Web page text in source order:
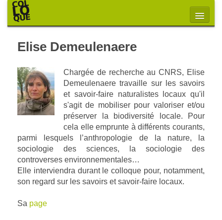
Elise Demeulenaere
Chargée de recherche au CNRS, Elise
Demeulenaere travaille sur les savoirs
et savoir-faire naturalistes locaux qu'il
s'agit de mobiliser pour valoriser et/ou
préserver la biodiversité locale. Pour
cela elle emprunte à différents courants,
parmi lesquels l’anthropologie de la nature, la
sociologie des sciences, la sociologie des
controverses environnementales…
Elle interviendra durant le colloque pour, notamment,
son regard sur les savoirs et savoir-faire locaux.
Sa page